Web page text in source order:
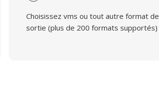
Choisissez vms ou tout autre format de
sortie (plus de 200 formats supportés)